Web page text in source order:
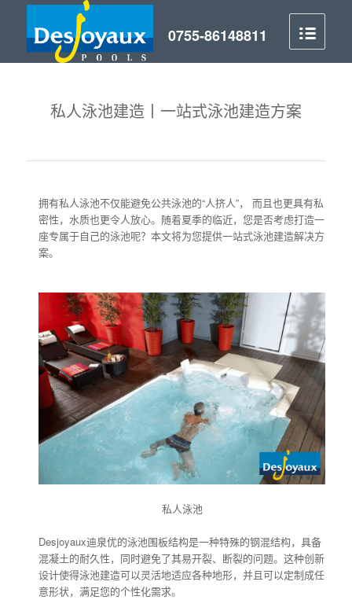
私人泳池建造丨一站式泳池建造方案
拥有私人泳池不仅能避免公共泳池的“人挤人”， 而且也更具有私
密性，水质也更令人放心。随着夏季的临近，您是否考虑打造一
座专属于自己的泳池呢？本文将为您提供一站式泳池建造解决方
案。
私人泳池
Desjoyaux迪泉优的泳池围板结构是一种特殊的钢混结构，具备
混凝土的耐久性，同时避免了其易开裂、断裂的问题。这种创新
设计使得泳池建造可以灵活地适应各种地形，并且可以定制成任
意形状，满足您的个性化需求。